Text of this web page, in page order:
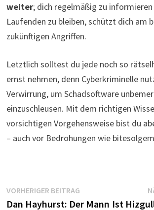
weiter; dich regelmäßig zu
Laufenden zu bleiben, schützt dich am
zukünftigen Angriffen.
Letztlich solltest du jede noch so
ernst nehmen, denn Cyberkriminelle
Verwirrung, um Schadsoftware
einzuschleusen. Mit dem richtigen
vorsichtigen Vorgehensweise bist du
– auch vor Bedrohungen wie
Beitragsnavigation
VORHERIGER BEITRAGVorheriger
Beitrag:
Dan Hayhurst: Der Mann Ist